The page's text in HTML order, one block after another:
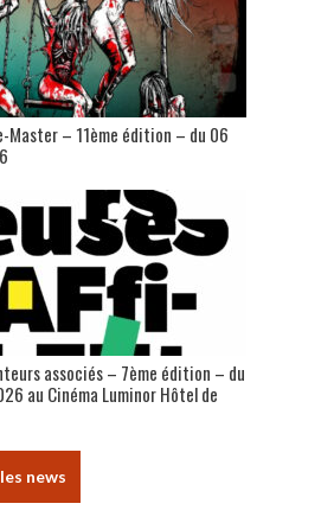
Master – 11ème édition – du 06
associés – 7ème édition – du
au Cinéma Luminor Hôtel de
news